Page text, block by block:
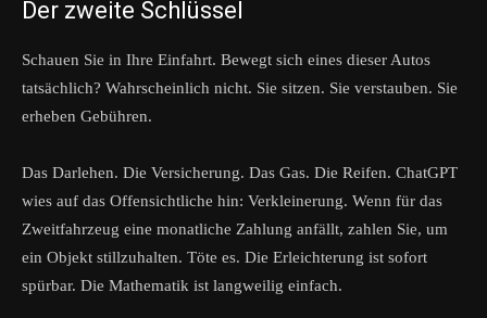
Der zweite Schlüssel
Schauen Sie in Ihre Einfahrt. Bewegt sich eines dieser Autos
tatsächlich? Wahrscheinlich nicht. Sie sitzen. Sie verstauben. Sie
erheben Gebühren.
Das Darlehen. Die Versicherung. Das Gas. Die Reifen. ChatGPT
wies auf das Offensichtliche hin: Verkleinerung. Wenn für das
Zweitfahrzeug eine monatliche Zahlung anfällt, zahlen Sie, um
ein Objekt stillzuhalten. Töte es. Die Erleichterung ist sofort
spürbar. Die Mathematik ist langweilig einfach.